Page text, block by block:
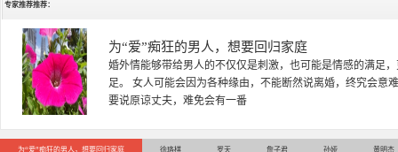
专家推荐推荐：
为“爱”痴狂的男人，想要回归家庭
婚外情能够带给男人的不仅仅是刺激，也可能是情感的满足
足。 女人可能会因为各种缘由，不能断然说离婚，终究会意
要说原谅丈夫，难免会有一番
为“爱”痴狂的男人，想要回归家庭 徐珞棋 罗天 詹子君 孙娅 黄明杰